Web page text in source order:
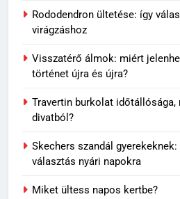
Rododendron ültetése: így
virágzáshoz
Visszatérő álmok: miért
történet újra és újra?
Travertin burkolat időtállósága,
divatból?
Skechers szandál
választás nyári napokra
Miket ültess napos kertbe?
miért nem
8
könnyű,
1
kiesik a